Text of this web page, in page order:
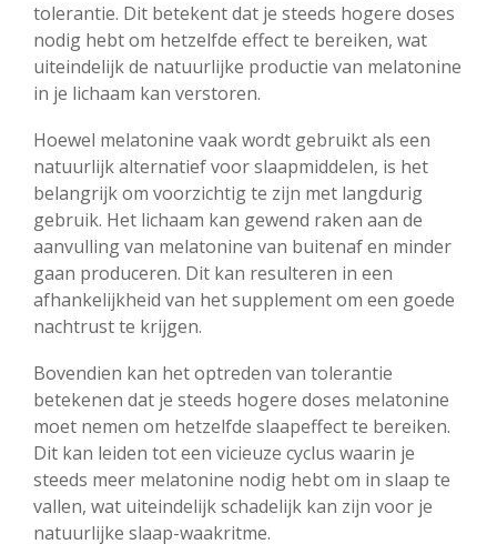
tolerantie. Dit betekent dat je steeds hogere doses
nodig hebt om hetzelfde effect te bereiken, wat
uiteindelijk de natuurlijke productie van melatonine
in je lichaam kan verstoren.
Hoewel melatonine vaak wordt gebruikt als een
natuurlijk alternatief voor slaapmiddelen, is het
belangrijk om voorzichtig te zijn met langdurig
gebruik. Het lichaam kan gewend raken aan de
aanvulling van melatonine van buitenaf en minder
gaan produceren. Dit kan resulteren in een
afhankelijkheid van het supplement om een goede
nachtrust te krijgen.
Bovendien kan het optreden van tolerantie
betekenen dat je steeds hogere doses melatonine
moet nemen om hetzelfde slaapeffect te bereiken.
Dit kan leiden tot een vicieuze cyclus waarin je
steeds meer melatonine nodig hebt om in slaap te
vallen, wat uiteindelijk schadelijk kan zijn voor je
natuurlijke slaap-waakritme.